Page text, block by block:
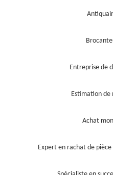
Entreprise de
Estimation de
Achat
Expert en rachat de